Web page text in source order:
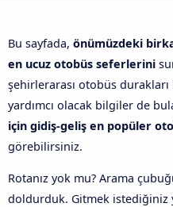
Bu sayfada, önümüzdeki
en ucuz otobüs seferlerini
şehirlerarası otobüs
yardımcı olacak bilgiler de
için gidiş-geliş en popüler
görebilirsiniz.
Rotanız yok mu? Arama
doldurduk. Gitmek istediğiniz